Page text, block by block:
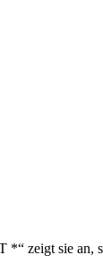
*“ zeigt sie an,